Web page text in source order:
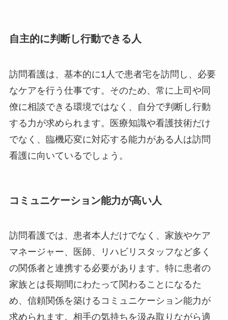
自主的に判断し行動できる人
訪問看護は、基本的に1人で患者宅を訪問し、必要
なケアを行う仕事です。そのため、常に上司や同
僚に相談できる環境ではなく、自分で判断し行動
する力が求められます。医療知識や看護技術だけ
でなく、臨機応変に対応する能力がある人は訪問
看護に向いているでしょう。
コミュニケーション能力が高い人
訪問看護では、患者本人だけでなく、家族やケア
マネージャー、医師、リハビリスタッフなど多く
の関係者と連携する必要があります。特に患者の
家族とは長期間にわたって関わることになるた
め、信頼関係を築けるコミュニケーション能力が
求められます。相手の気持ちを汲み取りながら適